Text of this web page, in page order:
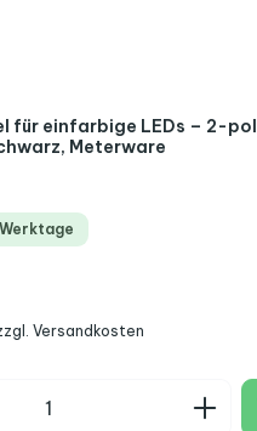
für einfarbige LEDs – 2-
Meterware
Versandkosten
Gib den